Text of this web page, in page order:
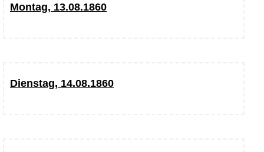
Montag, 13.08.1860
Dienstag, 14.08.1860